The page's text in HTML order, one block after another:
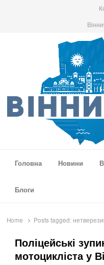
Головна
Новини
Блоги
Home Posts tagged:
Поліцейські
мотоцикліста у